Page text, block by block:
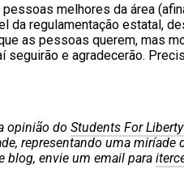
melhores da área
da regulamentação estatal,
as pessoas querem, mas
seguirão e agradecerão.
opinião doStudents For
representando uma miríade
blog, envie um email para